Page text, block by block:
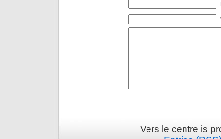
Vers le centre is